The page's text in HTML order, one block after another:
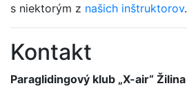
s niektorým z našich inštruktorov.
Kontakt
Paraglidingový klub „X-air“ Žilina